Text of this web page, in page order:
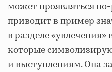
может проявляться
приводит в пример
в разделе
которые
и выступлениям. Она